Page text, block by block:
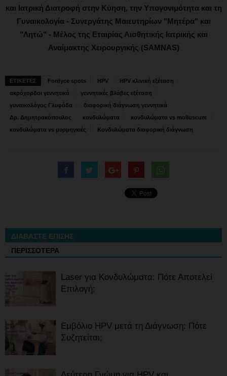
και Ιατρική Διατροφή στην Κύηση, την Υπογονιμότητα και τη
Γυναικολογία - Συνεργάτης Μαιευτηρίων "Μητέρα" και
"Λητώ" - Μέλος της Εταιρίας Αισθητικής Ιατρικής και
Αναίμακτης Χειρουργικής (SAMNAS)
ΕΤΙΚΕΤΕΣ Fordyce spots HPV
HPV κλινική εξέταση
ακρόχορδοι γεννητικά
γεννητικές βλάβες εξέταση
γυναικολόγος Γλυφάδα
διαφορική διάγνωση γεννητικά
Δρ. Δημητρακόπουλος
κονδυλώματα
κονδυλώματα vs molluscum
κονδυλώματα vs μυρμηγκιές
Κονδυλώματα διαφορική διάγνωση
ΔΙΑΒΑΣΤΕ ΕΠΙΣΗΣ
ΠΕΡΙΣΣΟΤΕΡΑ
Laser για Κονδυλώματα: Πότε Αποτελεί
Επιλογή;
Εμβόλιο HPV μετά τη Διάγνωση: Πότε
Συζητείται;